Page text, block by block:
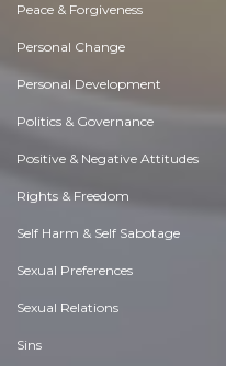
Peace & Forgiveness
Personal Change
Personal Development
Politics & Governance
Positive & Negative Attitudes
Rights & Freedom
Self Harm & Self Sabotage
Sexual Preferences
Sexual Relations
Sins